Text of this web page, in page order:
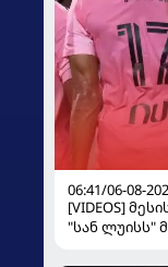
06:41/06-08-
[VIDEOS]
"სან ლუისს"